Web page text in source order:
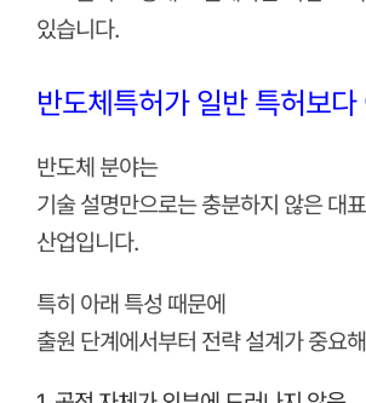
있습니다.
반도체특허가 일반 특허보
반도체 분야는
기술 설명만으로는 충분하지 않은 대
산업입니다.
특히 아래 특성 때문에
출원 단계에서부터 전략 설계가 중요